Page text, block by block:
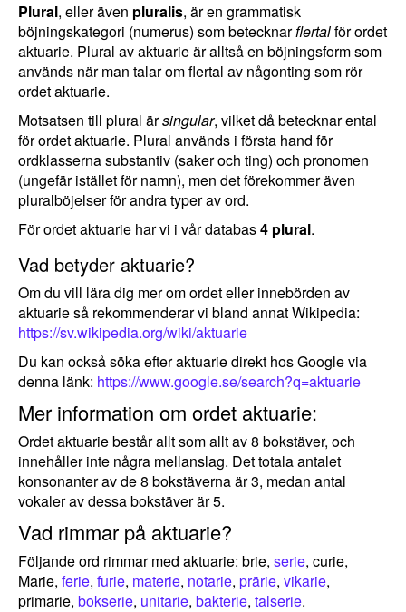
Plural, eller även pluralis, är en grammatisk
böjningskategori (numerus) som betecknarflertalför ordet
aktuarie. Plural av aktuarie är alltså en böjningsform som
används när man talar om flertal av någonting som rör
ordet aktuarie.
Motsatsen till plural ärsingular, vilket då betecknar ental
för ordet aktuarie. Plural används i första hand för
ordklasserna substantiv (saker och ting) och pronomen
(ungefär istället för namn), men det förekommer även
pluralböjelser för andra typer av ord.
För ordet aktuarie har vi i vår databas4 plural.
Vad betyder aktuarie?
Om du vill lära dig mer om ordet eller innebörden av
aktuarie så rekommenderar vi bland annat Wikipedia:
https://sv.wikipedia.org/wiki/aktuarie
Du kan också söka efter aktuarie direkt hos Google via
denna länk: https://www.google.se/search?q=aktuarie
Mer information om ordet aktuarie:
Ordet aktuarie består allt som allt av 8 bokstäver, och
innehåller inte några mellanslag. Det totala antalet
konsonanter av de 8 bokstäverna är 3, medan antal
vokaler av dessa bokstäver är 5.
Vad rimmar på aktuarie?
Följande ord rimmar med aktuarie: brie, serie, curie,
Marie, ferie, furie, materie, notarie, prärie, vikarie,
primarie, bokserie, unitarie, bakterie, talserie.